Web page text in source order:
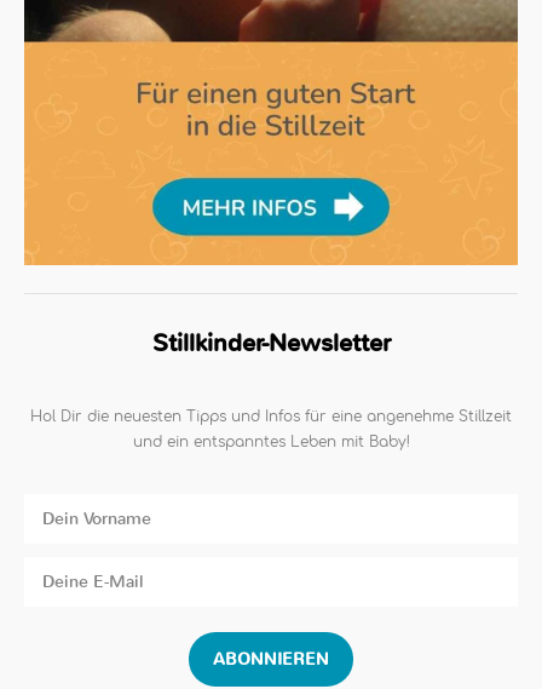
Stillkinder-Newsletter
Hol Dir die neuesten Tipps und Infos für eine angenehme Stillzeit
und ein entspanntes Leben mit Baby!
ABONNIEREN